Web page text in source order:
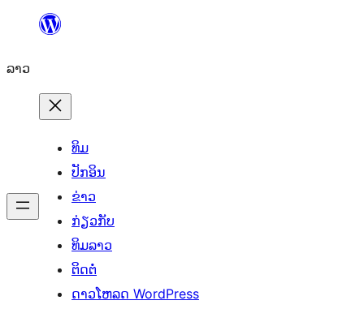
ທີ່
ເນື້ອຫາ
ລາວ
ທິມ
ປັກອິນ
ຂ່າວ
ກ່ຽວກັບ
ທິມລາວ
ຕິດຕໍ່
ດາວໂຫລດ WordPress